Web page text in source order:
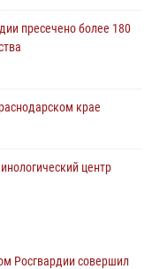
пресечено более 180
крае
центр
память Николая
Росгвардии совершил